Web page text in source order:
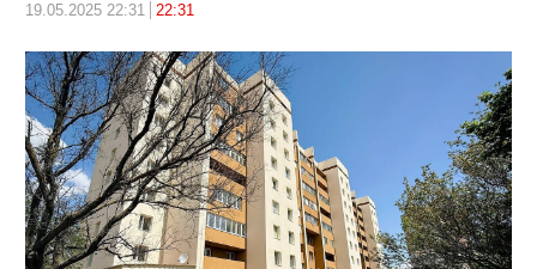
19.05.2025 22:31
22:31